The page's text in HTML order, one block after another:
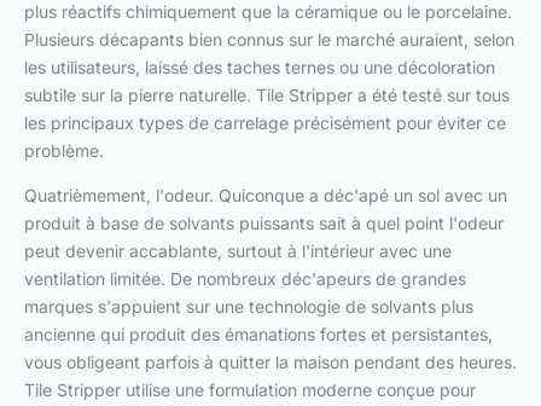
plus réactifs chimiquement que la céramique ou le porcelaine.
Plusieurs décapants bien connus sur le marché auraient, selon
les utilisateurs, laissé des taches ternes ou une décoloration
subtile sur la pierre naturelle. Tile Stripper a été testé sur tous
les principaux types de carrelage précisément pour éviter ce
problème.
Quatrièmement, l'odeur. Quiconque a déc'apé un sol avec un
produit à base de solvants puissants sait à quel point l'odeur
peut devenir accablante, surtout à l'intérieur avec une
ventilation limitée. De nombreux déc'apeurs de grandes
marques s'appuient sur une technologie de solvants plus
ancienne qui produit des émanations fortes et persistantes,
vous obligeant parfois à quitter la maison pendant des heures.
Tile Stripper utilise une formulation moderne conçue pour